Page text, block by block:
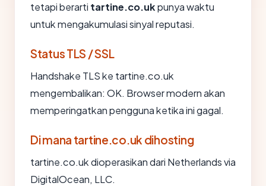
tetapi berarti tartine.co.ukpunya waktu
untuk mengakumulasi sinyal reputasi.
Status TLS / SSL
Handshake TLS ke tartine.co.uk
mengembalikan: OK. Browser modern akan
memperingatkan pengguna ketika ini gagal.
Di mana tartine.co.uk dihosting
tartine.co.uk dioperasikan dari Netherlands via
DigitalOcean, LLC.